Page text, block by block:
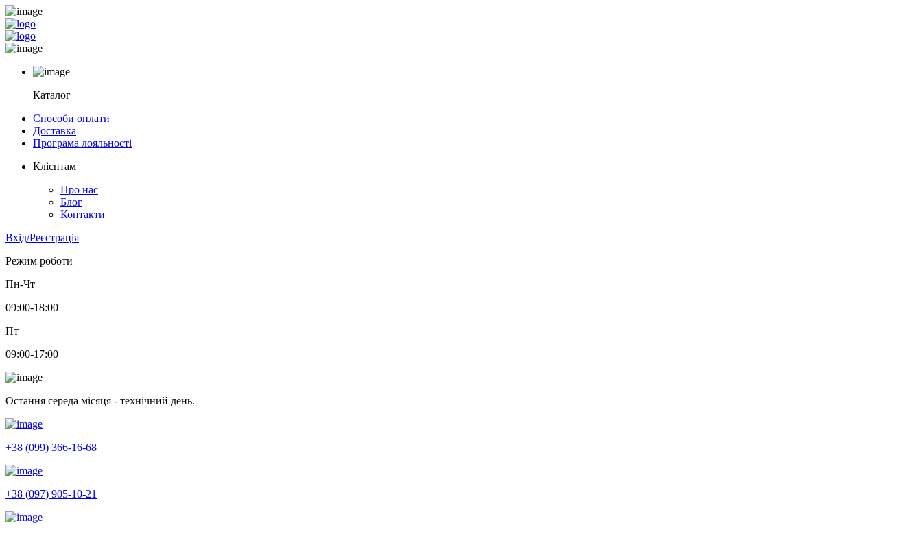
Каталог
Способи оплати
Доставка
Програма лояльності
Клієнтам
Про нас
Блог
Контакти
Вхід/Реєстрація
Режим роботи
Пн-Чт
09:00-18:00
Пт
09:00-17:00
Остання середа місяця - технічний день.
+38 (099) 366-16-68
+38 (097) 905-10-21